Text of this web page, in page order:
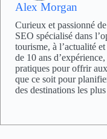
Alex Morgan
Curieux et passionné
SEO spécialisé dans
tourisme, à l’actualité
de 10 ans
pratiques pour offrir
que ce soit pour
des destinations les